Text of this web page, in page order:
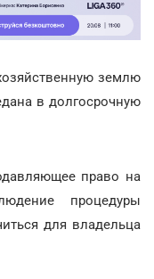
землю
в долгосрочную
право на
процедуры
для владельца